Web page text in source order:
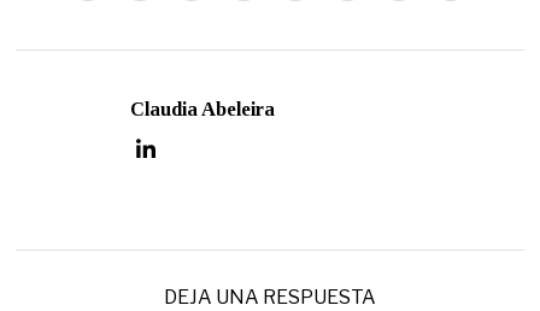
Claudia Abeleira
DEJA UNA RESPUESTA